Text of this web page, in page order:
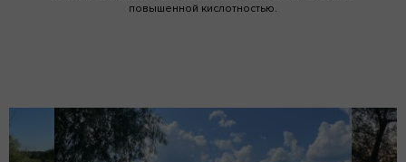
повышенной кислотностью.